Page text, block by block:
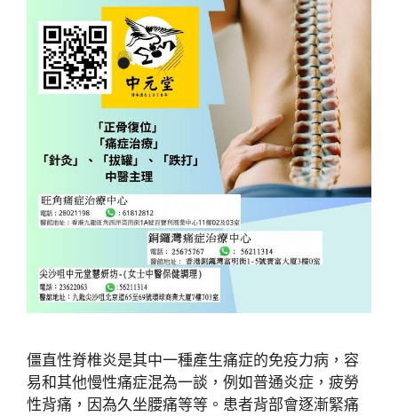
僵直性脊椎炎是其中一種產生痛症的免疫力病，容
易和其他慢性痛症混為一談，例如普通炎症，疲勞
性背痛，因為久坐腰痛等等。患者背部會逐漸緊痛